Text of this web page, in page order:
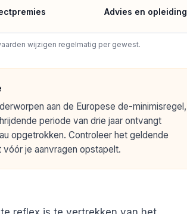
Advies en opleiding
wijzigen regelmatig per gewest.
aan de Europese de-minimisregel,
periode van drie jaar ontvangt
opgetrokken. Controleer het geldende
je aanvragen opstapelt.